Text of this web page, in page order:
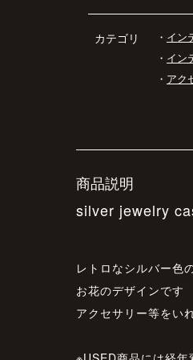
カテゴリ ・ イン
・ イン
・ アク
商品説明
silver jewelry
レトロなシルバー色
お花のデザインです
アクセサリー等をい